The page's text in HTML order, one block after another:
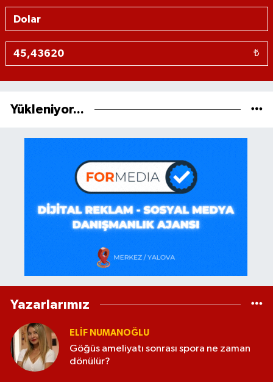
₺
Yükleniyor...
Yazarlarımız
ELİF NUMANOĞLU
Göğüs ameliyatı sonrası spora ne zaman
dönülür?